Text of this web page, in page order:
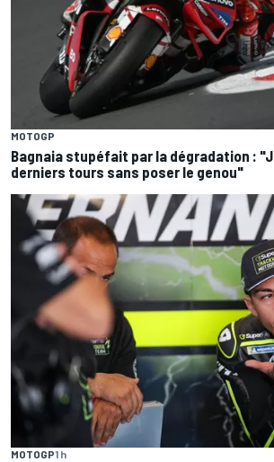
MOTOGP
Bagnaia stupéfait par la dégradation :
derniers tours sans poser le genou"
MOTOGP1 h